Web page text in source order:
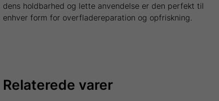
dens holdbarhed og lette anvendelse er den perfekt til
enhver form for overfladereparation og opfriskning.
Relaterede varer